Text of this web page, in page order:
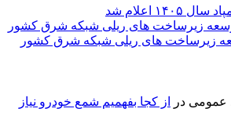
اعلام شد
زیرساخت های ریلی شبکه شرق کشور
عمومی در
از کجا بفهمیم شمع خودرو نیاز